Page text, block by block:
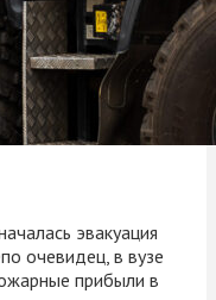
эвакуация
очевидец, в вузе
прибыли в